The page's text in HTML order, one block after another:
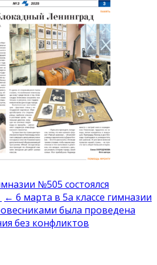
№505 состоялся
← 6 марта в 5а классе гимназии
была проведена
без конфликтов